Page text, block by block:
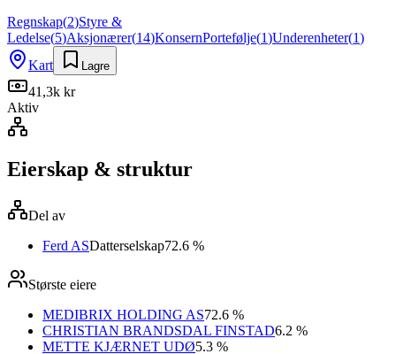
Regnskap(2)Styre &
Ledelse(5)Aksjonærer(14)KonsernPortefølje(1)Underenheter(1)
Kart
Lagre
41,3k kr
Aktiv
Eierskap & struktur
Del av
Ferd ASDatterselskap72.6 %
Største eiere
MEDIBRIX HOLDING AS72.6 %
CHRISTIAN BRANDSDAL FINSTAD6.2 %
METTE KJÆRNET UDØ5.3 %